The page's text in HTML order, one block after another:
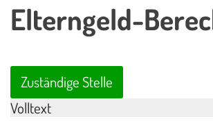
Elterngeld-
Zuständige Stelle
Volltext